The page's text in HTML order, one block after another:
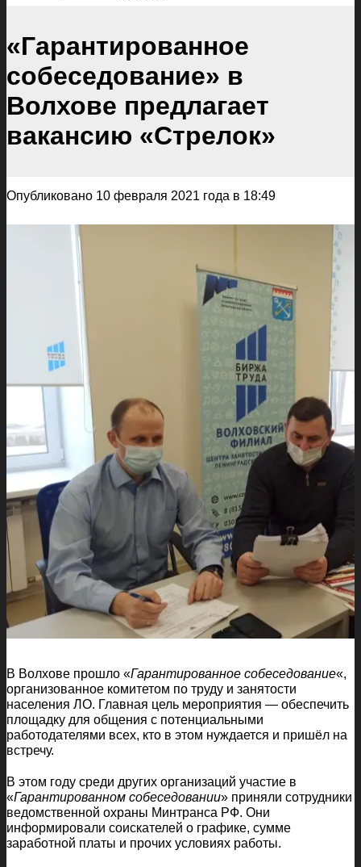
«Гарантированное
собеседование» в
Волхове предлагает
вакансию «Стрелок»
Опубликовано 10 февраля 2021 года в 18:49
В Волхове прошло «Гарантированное собеседование«,
организованное комитетом по труду и занятости
населения ЛО. Главная цель мероприятия — обеспечить
площадку для общения с потенциальными
работодателями всех, кто в этом нуждается и пришёл на
встречу.
В этом году среди других организаций участие в
«Гарантированном собеседовании» приняли сотрудники
ведомственной охраны Минтранса РФ. Они
информировали соискателей о графике, сумме
заработной платы и прочих условиях работы.